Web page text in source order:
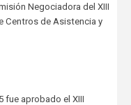
Negociadora del XIII
Centros de Asistencia y
fue aprobado el XIII